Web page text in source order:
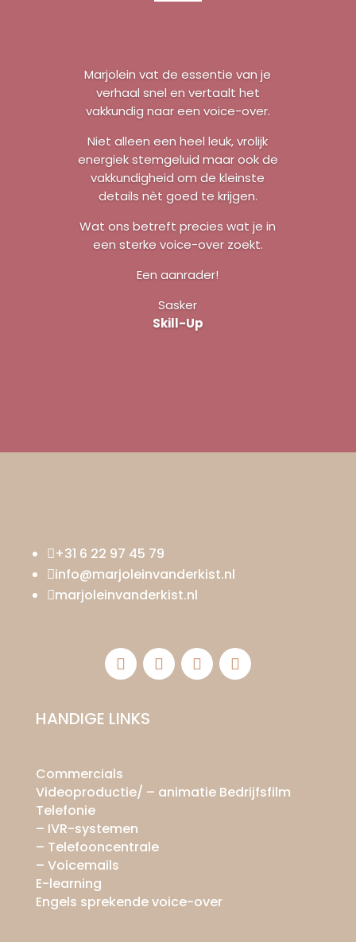
Marjolein vat de essentie van je
verhaal snel en vertaalt het
vakkundig naar een voice-over.
Niet alleen een heel leuk, vrolijk
energiek stemgeluid maar ook de
vakkundigheid om de kleinste
details nèt goed te krijgen.
Wat ons betreft precies wat je in
een sterke voice-over zoekt.
Een aanrader!
Sasker
Skill-Up
+31 6 22 97 45 79
info@marjoleinvanderkist.nl
marjoleinvanderkist.nl
HANDIGE LINKS
Commercials
Videoproductie/ – animatie Bedrijfsfilm
Telefonie
– IVR-systemen
– Telefooncentrale
– Voicemails
E-learning​
Engels sprekende voice-over